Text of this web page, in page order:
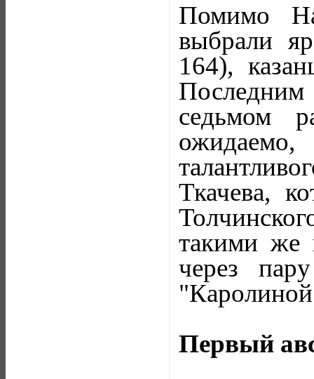
Помимо
выбрали
164),
седьмом
Ткачева,
такими же
через
Первый